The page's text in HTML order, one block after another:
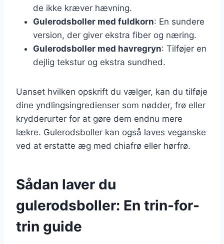
de ikke kræver hævning.
Gulerodsboller med fuldkorn: En sundere
version, der giver ekstra fiber og næring.
Gulerodsboller med havregryn: Tilføjer en
dejlig tekstur og ekstra sundhed.
Uanset hvilken opskrift du vælger, kan du tilføje
dine yndlingsingredienser som nødder, frø eller
krydderurter for at gøre dem endnu mere
lækre. Gulerodsboller kan også laves veganske
ved at erstatte æg med chiafrø eller hørfrø.
Sådan laver du
gulerodsboller: En trin-for-
trin guide